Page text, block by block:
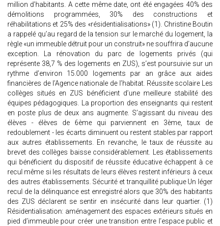
million d’habitants. A cette même date, ont été engagées 40% des
démolitions programmées, 30% des constructions et
réhabilitations et 25% des «résidentialisations» (1). Christine Boutin
a rappelé qu’au regard de la tension sur le marché du logement, la
règle «un immeuble détruit pour un construit» ne souffrira d’aucune
exception. La rénovation du parc de logements privés (qui
représente 38,7 % des logements en ZUS), s’est poursuivie sur un
rythme d’environ 15.000 logements par an grâce aux aides
financières de l’Agence nationale de l’habitat. Réussite scolaire Les
collèges situés en ZUS bénéficient d’une meilleure stabilité des
équipes pédagogiques. La proportion des enseignants qui restent
en poste plus de deux ans augmente. S’agissant du niveau des
élèves - élèves de 6ème qui parviennent en 3ème, taux de
redoublement - les écarts diminuent ou restent stables par rapport
aux autres établissements. En revanche, le taux de réussite au
brevet des collèges baisse considérablement. Les établissements
qui bénéficient du dispositif de réussite éducative échappent à ce
recul même si les résultats de leurs élèves restent inférieurs à ceux
des autres établissements. Sécurité et tranquillité publique Un léger
recul de la délinquance est enregistré alors que 30% des habitants
des ZUS déclarent se sentir en insécurité dans leur quartier. (1)
Résidentialisation: aménagement des espaces extérieurs situés en
pied d’immeuble pour créer une transition entre l’espace public et